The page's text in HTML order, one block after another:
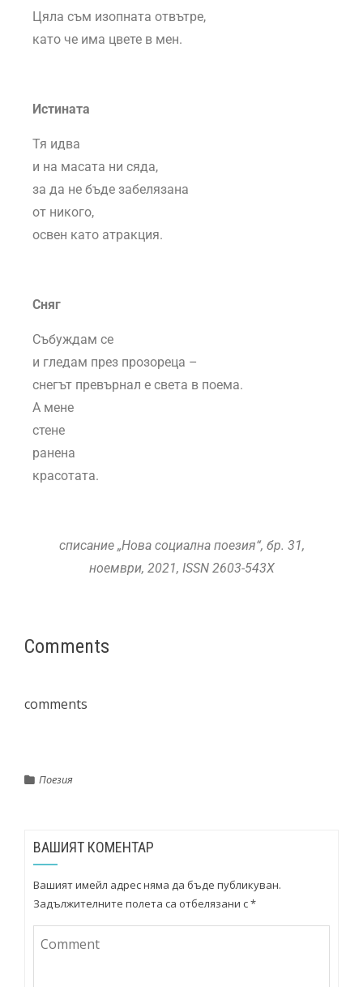
Цяла съм изопната отвътре,
като че има цвете в мен.
Истината
Тя идва
и на масата ни сяда,
за да не бъде забелязана
от никого,
освен като атракция.
Сняг
Събуждам се
и гледам през прозореца –
снегът превърнал е света в поема.
А мене
стене
ранена
красотата.
списание „Нова социална поезия“, бр. 31,
ноември, 2021, ISSN 2603-543X
Comments
comments
Поезия
ВАШИЯТ КОМЕНТАР
Вашият имейл адрес няма да бъде публикуван.
Задължителните полета са отбелязани с*